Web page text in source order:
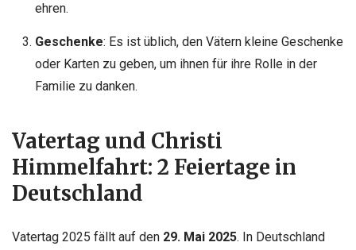
ehren.
Geschenke: Es ist üblich, den Vätern kleine Geschenke
oder Karten zu geben, um ihnen für ihre Rolle in der
Familie zu danken.
Vatertag und Christi
Himmelfahrt: 2 Feiertage in
Deutschland
Vatertag 2025 fällt auf den 29. Mai 2025. In Deutschland